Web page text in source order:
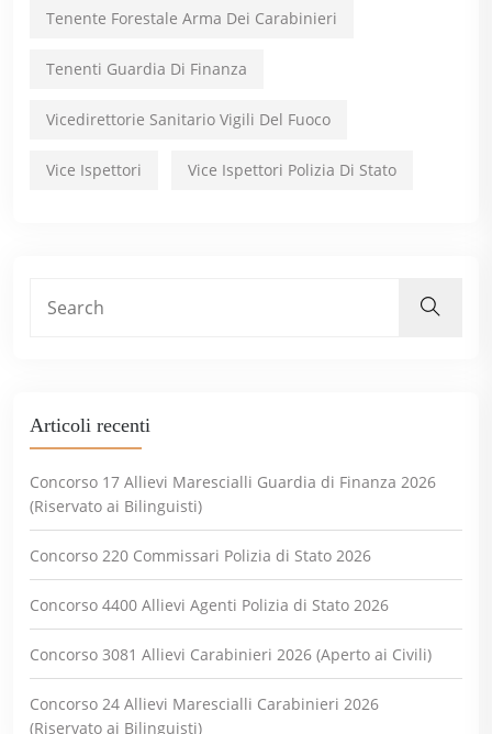
Tenente Forestale Arma Dei Carabinieri
Tenenti Guardia Di Finanza
Vicedirettorie Sanitario Vigili Del Fuoco
Vice Ispettori Vice Ispettori Polizia Di Stato
Articoli recenti
Concorso 17 Allievi Marescialli Guardia di Finanza 2026
(Riservato ai Bilinguisti)
Concorso 220 Commissari Polizia di Stato 2026
Concorso 4400 Allievi Agenti Polizia di Stato 2026
Concorso 3081 Allievi Carabinieri 2026 (Aperto ai Civili)
Concorso 24 Allievi Marescialli Carabinieri 2026
(Riservato ai Bilinguisti)